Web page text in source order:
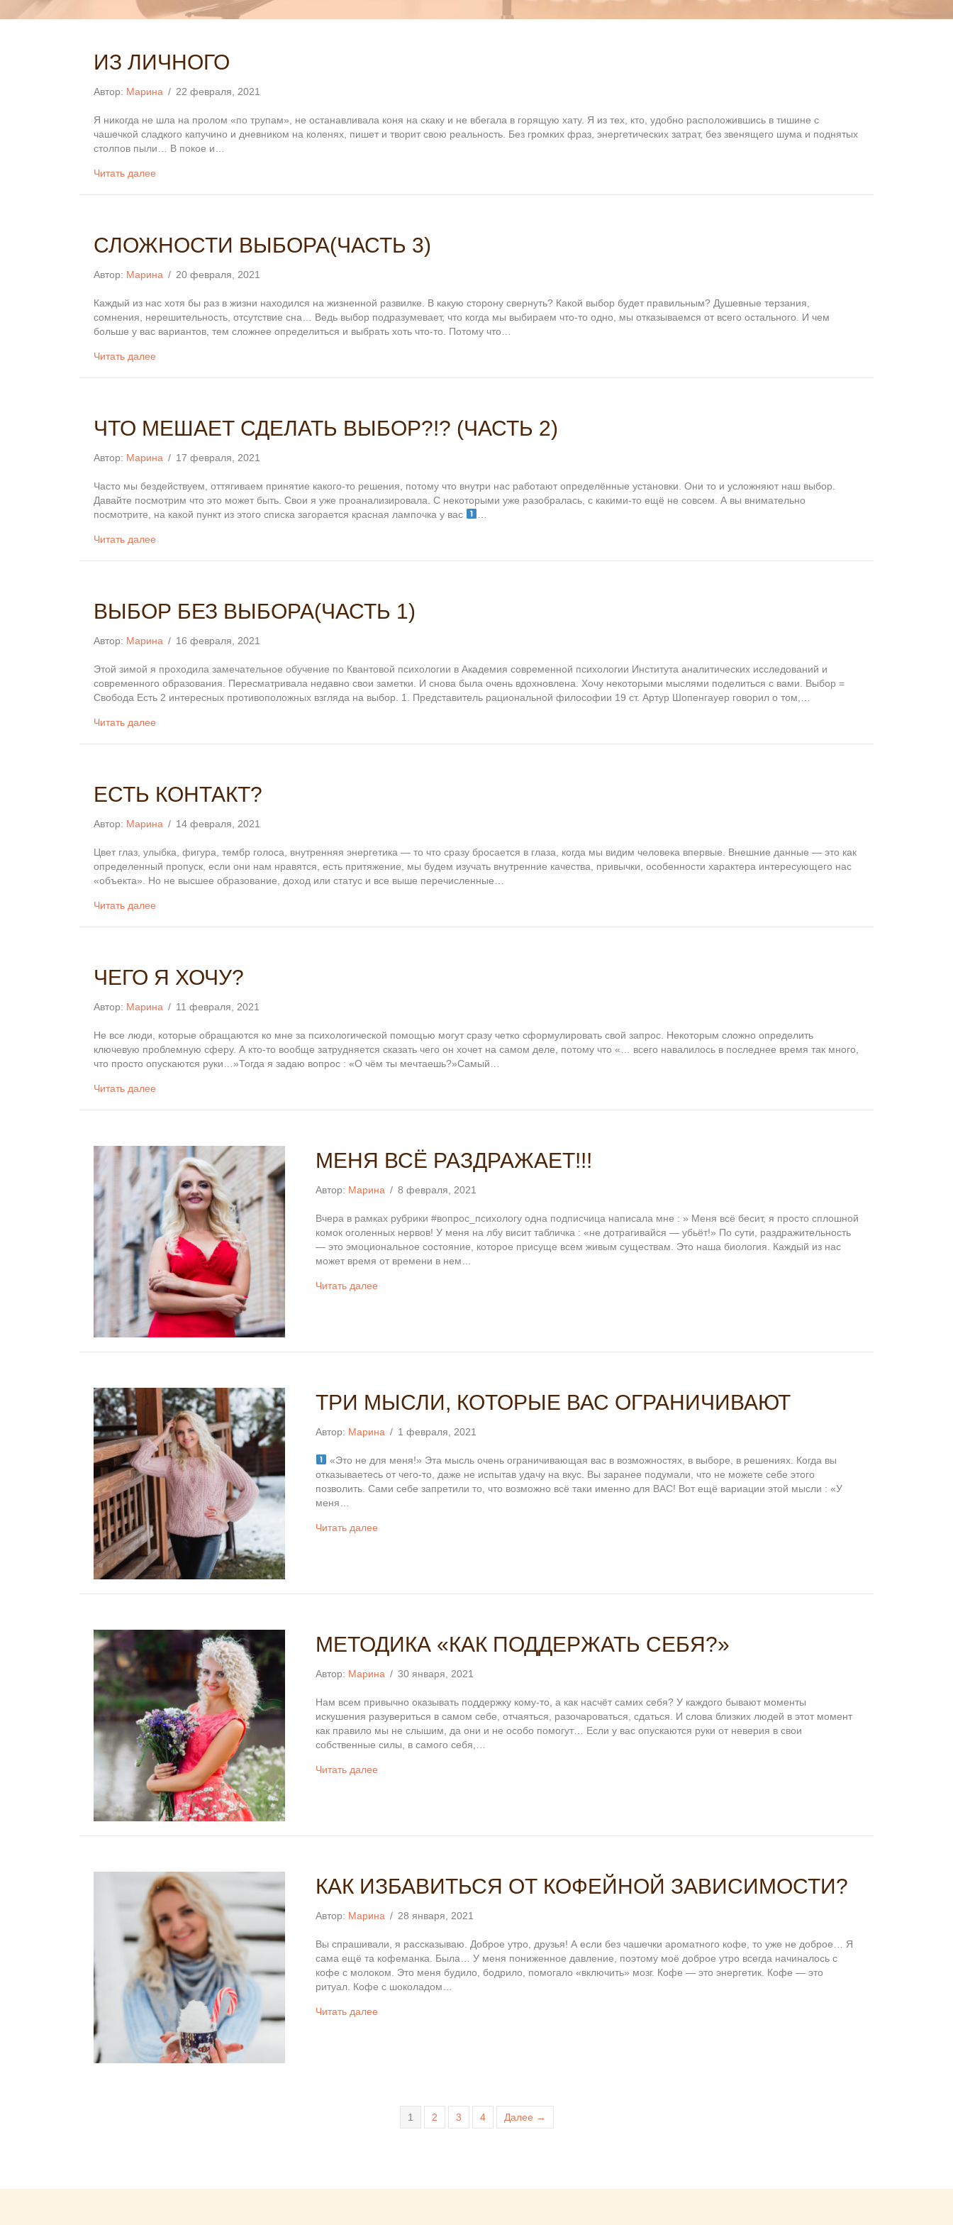
ИЗ ЛИЧНОГО
Автор: Марина / 22 февраля, 2021
Я никогда не шла на пролом «по трупам», не останавливала коня на скаку и не вбегала в горящую хату. Я из тех, кто, удобно расположившись в тишине с
чашечкой сладкого капучино и дневником на коленях, пишет и творит свою реальность. Без громких фраз, энергетических затрат, без звенящего шума и поднятых
столпов пыли… В покое и…
Читать далее
СЛОЖНОСТИ ВЫБОРА(ЧАСТЬ 3)
Автор: Марина / 20 февраля, 2021
Каждый из нас хотя бы раз в жизни находился на жизненной развилке. В какую сторону свернуть? Какой выбор будет правильным? Душевные терзания,
сомнения, нерешительность, отсутствие сна… Ведь выбор подразумевает, что когда мы выбираем что-то одно, мы отказываемся от всего остального. И чем
больше у вас вариантов, тем сложнее определиться и выбрать хоть что-то. Потому что…
Читать далее
ЧТО МЕШАЕТ СДЕЛАТЬ ВЫБОР?!? (ЧАСТЬ 2)
Автор: Марина / 17 февраля, 2021
Часто мы бездействуем, оттягиваем принятие какого-то решения, потому что внутри нас работают определённые установки. Они то и усложняют наш выбор.
Давайте посмотрим что это может быть. Свои я уже проанализировала. С некоторыми уже разобралась, с какими-то ещё не совсем. А вы внимательно
посмотрите, на какой пункт из этого списка загорается красная лампочка у вас
Читать далее
ВЫБОР БЕЗ ВЫБОРА(ЧАСТЬ 1)
Автор: Марина / 16 февраля, 2021
Этой зимой я проходила замечательное обучение по Квантовой психологии в Академия современной психологии Института аналитических исследований и
современного образования. Пересматривала недавно свои заметки. И снова была очень вдохновлена. Хочу некоторыми мыслями поделиться с вами. Выбор =
Свобода Есть 2 интересных противоположных взгляда на выбор. 1. Представитель рациональной философии 19 ст. Артур Шопенгауер говорил о том,…
Читать далее
ЕСТЬ КОНТАКТ?
Автор: Марина / 14 февраля, 2021
Цвет глаз, улыбка, фигура, тембр голоса, внутренняя энергетика — то что сразу бросается в глаза, когда мы видим человека впервые. Внешние данные — это как
определенный пропуск, если они нам нравятся, есть притяжение, мы будем изучать внутренние качества, привычки, особенности характера интересующего нас
«объекта». Но не высшее образование, доход или статус и все выше перечисленные…
Читать далее
ЧЕГО Я ХОЧУ?
Автор: Марина / 11 февраля, 2021
Не все люди, которые обращаются ко мне за психологической помощью могут сразу четко сформулировать свой запрос. Некоторым сложно определить
ключевую проблемную сферу. А кто-то вообще затрудняется сказать чего он хочет на самом деле, потому что «… всего навалилось в последнее время так много,
что просто опускаются руки…»Тогда я задаю вопрос : «О чём ты мечтаешь?»Самый…
Читать далее
МЕНЯ ВСЁ РАЗДРАЖАЕТ!!!
Автор: Марина / 8 февраля, 2021
Вчера в рамках рубрики #вопрос_психологу одна подписчица написала мне : » Меня всё бесит, я просто сплошной
комок оголенных нервов! У меня на лбу висит табличка : «не дотрагивайся — убьёт!» По сути, раздражительность
— это эмоциональное состояние, которое присуще всем живым существам. Это наша биология. Каждый из нас
может время от времени в нем…
Читать далее
ТРИ МЫСЛИ, КОТОРЫЕ ВАС ОГРАНИЧИВАЮТ
Автор: Марина / 1 февраля, 2021
«Это не для меня!» Эта мысль очень ограничивающая вас в возможностях, в выборе, в решениях. Когда вы
отказываетесь от чего-то, даже не испытав удачу на вкус. Вы заранее подумали, что не можете себе этого
позволить. Сами себе запретили то, что возможно всё таки именно для ВАС! Вот ещё вариации этой мысли : «У
меня…
Читать далее
МЕТОДИКА «КАК ПОДДЕРЖАТЬ СЕБЯ?»
Автор: Марина / 30 января, 2021
Нам всем привычно оказывать поддержку кому-то, а как насчёт самих себя? У каждого бывают моменты
искушения разувериться в самом себе, отчаяться, разочароваться, сдаться. И слова близких людей в этот момент
как правило мы не слышим, да они и не особо помогут… Если у вас опускаются руки от неверия в свои
собственные силы, в самого себя,…
Читать далее
КАК ИЗБАВИТЬСЯ ОТ КОФЕЙНОЙ ЗАВИСИМОСТИ?
Автор: Марина / 28 января, 2021
Вы спрашивали, я рассказываю. Доброе утро, друзья! А если без чашечки ароматного кофе, то уже не доброе… Я
сама ещё та кофеманка. Была… У меня пониженное давление, поэтому моё доброе утро всегда начиналось с
кофе с молоком. Это меня будило, бодрило, помогало «включить» мозг. Кофе — это энергетик. Кофе — это
ритуал. Кофе с шоколадом…
Читать далее
1 2 3 4 Далее →